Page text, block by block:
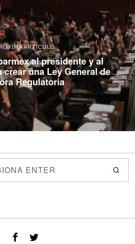
ARTÍCULO
al presidente y al
crear una Ley General de
Regulatoria